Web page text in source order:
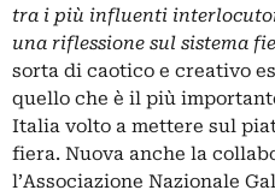
tra i più influenti
una riflessione sul sistema
sorta di caotico e creativo
quello che è il più
Italia volto a mettere sul
fiera. Nuova anche la
l’Associazione Nazionale